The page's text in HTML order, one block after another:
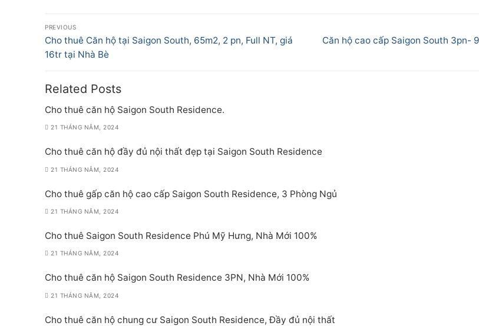
Điều
hướng
bài
viết
PREVIOUS
Previous
post:
Cho thuê Căn hộ tại Saigon South, 65m2, 2 pn, Full NT, giá
16tr tại Nhà Bè
Next
Căn hộ cao cấp Saigon South 3pn-
Related Posts
Cho thuê căn hộ Saigon South Residence.
21 THÁNG NĂM, 2024
Cho thuê căn hộ đầy đủ nội thất đẹp tại Saigon South Residence
21 THÁNG NĂM, 2024
Cho thuê gấp căn hộ cao cấp Saigon South Residence, 3 Phòng Ngủ
21 THÁNG NĂM, 2024
Cho thuê Saigon South Residence Phú Mỹ Hưng, Nhà Mới 100%
21 THÁNG NĂM, 2024
Cho thuê căn hộ Saigon South Residence 3PN, Nhà Mới 100%
21 THÁNG NĂM, 2024
Cho thuê căn hộ chung cư Saigon South Residence, Đầy đủ nội thất